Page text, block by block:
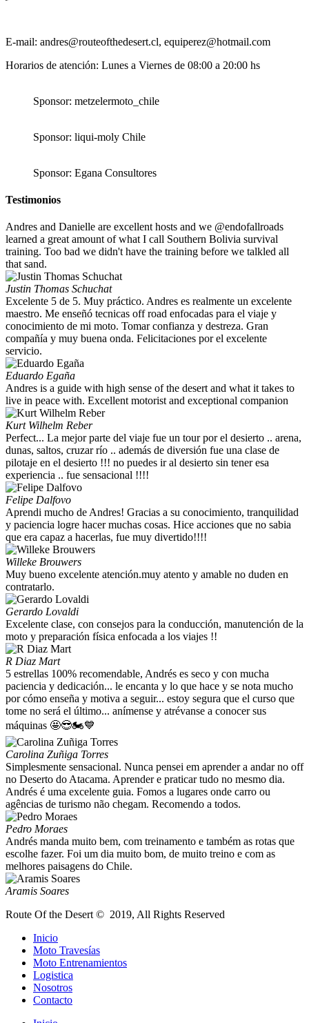
E-mail: andres@routeofthedesert.cl, equiperez@hotmail.com
Horarios de atención: Lunes a Viernes de 08:00 a 20:00 hs
Sponsor: metzelermoto_chile
Sponsor: liqui-moly Chile
Sponsor: Egana Consultores
Testimonios
Andres and Danielle are excellent hosts and we @endofallroads
learned a great amount of what I call Southern Bolivia survival
training. Too bad we didn't have the training before we talkled all
that sand.
Justin Thomas Schuchat
Excelente 5 de 5. Muy práctico. Andres es realmente un excelente
maestro. Me enseñó tecnicas off road enfocadas para el viaje y
conocimiento de mi moto. Tomar confianza y destreza. Gran
compañía y muy buena onda. Felicitaciones por el excelente
servicio.
Eduardo Egaña
Andres is a guide with high sense of the desert and what it takes to
live in peace with. Excellent motorist and exceptional companion
Kurt Wilhelm Reber
Perfect... La mejor parte del viaje fue un tour por el desierto .. arena,
dunas, saltos, cruzar río .. además de diversión fue una clase de
pilotaje en el desierto !!! no puedes ir al desierto sin tener esa
experiencia .. fue sensacional !!!!
Felipe Dalfovo
Aprendi mucho de Andres! Gracias a su conocimiento, tranquilidad
y paciencia logre hacer muchas cosas. Hice acciones que no sabia
que era capaz a hacerlas, fue muy divertido!!!!
Willeke Brouwers
Muy bueno excelente atención.muy atento y amable no duden en
contratarlo.
Gerardo Lovaldi
Excelente clase, con consejos para la conducción, manutención de la
moto y preparación física enfocada a los viajes !!
R Diaz Mart
5 estrellas 100% recomendable, Andrés es seco y con mucha
paciencia y dedicación... le encanta y lo que hace y se nota mucho
por cómo enseña y motiva a seguir... estoy segura que el curso que
tome no será el último... anímense y atrévanse a conocer sus
máquinas 🤩😎🏍💙
Carolina Zuñiga Torres
Simplesmente sensacional. Nunca pensei em aprender a andar no off
no Deserto do Atacama. Aprender e praticar tudo no mesmo dia.
Andrés é uma excelente guia. Fomos a lugares onde carro ou
agências de turismo não chegam. Recomendo a todos.
Pedro Moraes
Andrés manda muito bem, com treinamento e também as rotas que
escolhe fazer. Foi um dia muito bom, de muito treino e com as
melhores paisagens do Chile.
Aramis Soares
Route Of the Desert © 2019, All Rights Reserved
Inicio
Moto Travesías
Moto Entrenamientos
Logistica
Nosotros
Contacto